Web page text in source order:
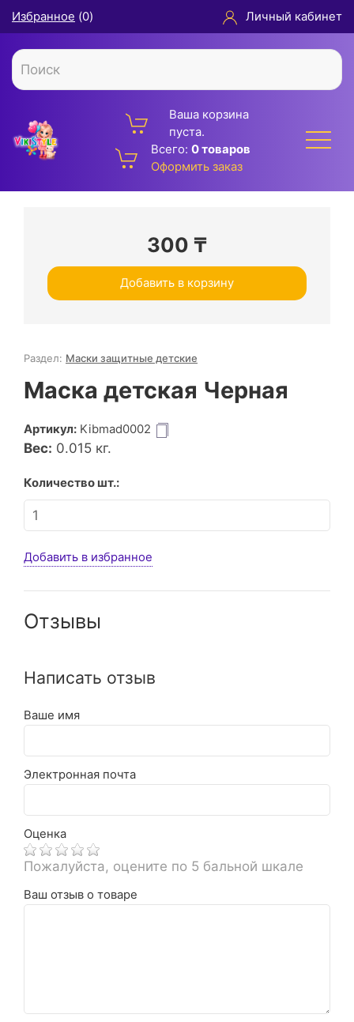
Избранное (0) Личный кабинет
Ваша корзина
пуста.
Всего: 0 товаров
Оформить заказ
300 ₸
Добавить в корзину
Раздел: Маски защитные детские
Маска детская Черная
Артикул: Kibmad0002
Вес: 0.015 кг.
Количество шт.:
Добавить в избранное
Отзывы
Написать отзыв
Ваше имя
Электронная почта
Оценка
Пожалуйста, оцените по 5 бальной шкале
Ваш отзыв о товаре